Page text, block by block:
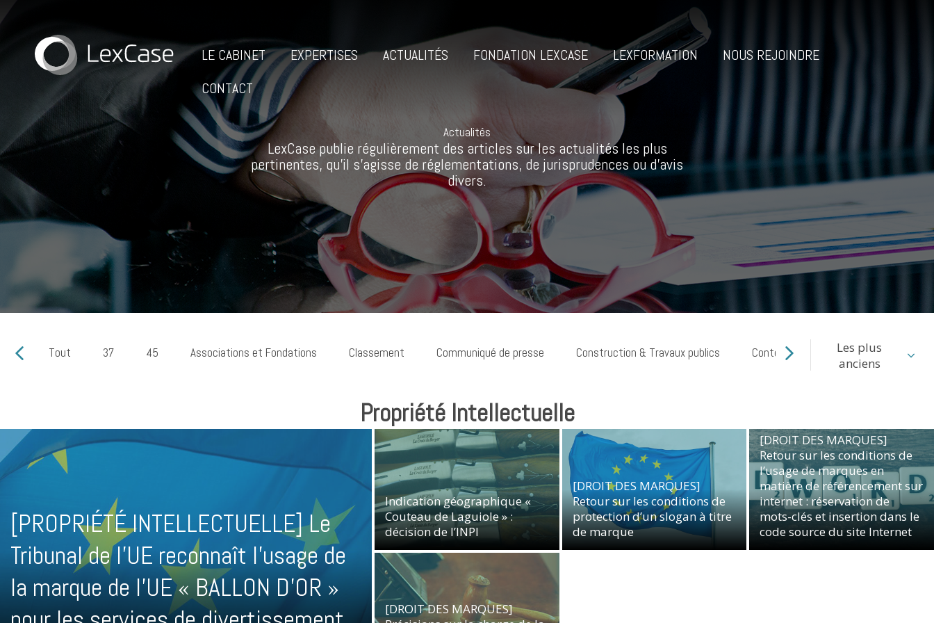
LE CABINET EXPERTISES ACTUALITÉS FONDATION LEXCASE LEXFORMATION
NOUS REJOINDRE
CONTACT
Actualités
LexCase publie régulièrement des articles sur les actualités les plus
pertinentes, qu’il s’agisse de réglementations, de jurisprudences ou d’avis
divers.
Tout 37 45 Associations et Fondations Classement Communiqué de presse Construction & Travaux publics Contentieux commercial Cyber
Les plus
anciens
Propriété Intellectuelle
[PROPRIÉTÉ INTELLECTUELLE] Le
Tribunal de l’UE reconnaît l’usage de
la marque de l’UE « BALLON D’OR »
Indication géographique «
Couteau de Laguiole » :
décision de l’INPIPropriété Intellectuelle
[DROIT DES MARQUES]
Retour sur les conditions de
protection d’un slogan à titre
de marque Propriété Intellectuelle
[DROIT DES MARQUES]
Retour sur les conditions de
l’usage de marques en
matière de référencement sur
internet : réservation de
mots-clés et insertion dans le
code source du site Internet
Propriété Intellectuelle
[DROIT DES MARQUES]